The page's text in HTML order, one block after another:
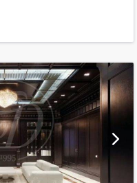
ещё 6 фотографий